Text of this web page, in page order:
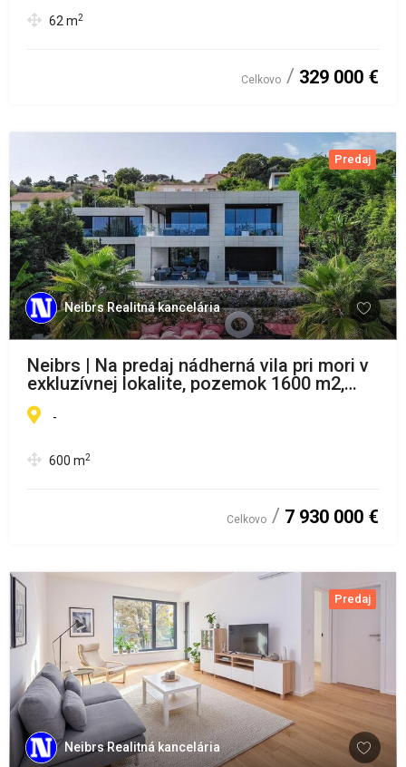
62 m2
Celkovo 329 000 €
Predaj
Neibrs Realitná kancelária
Neibrs | Na predaj nádherná vila pri mori v
exkluzívnej lokalite, pozemok 1600 m2,
bazén, garáž, parkovisko, Nice, Francúzsko
-
600 m2
Celkovo 7 930 000 €
Predaj
Neibrs Realitná kancelária